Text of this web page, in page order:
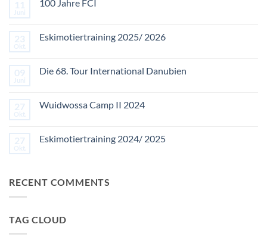
11
Juni
100 Jahre FCI
100
23
Okt.
Eskimotiertraining 2025/ 2026
Eskimotiertraining
09
Juni
Die 68. Tour International Danubien
Die
Danubien
27
Okt.
Wuidwossa Camp II 2024
Wuidwossa
27
Okt.
Eskimotiertraining 2024/ 2025
2024/
RECENT COMMENTS
TAG CLOUD